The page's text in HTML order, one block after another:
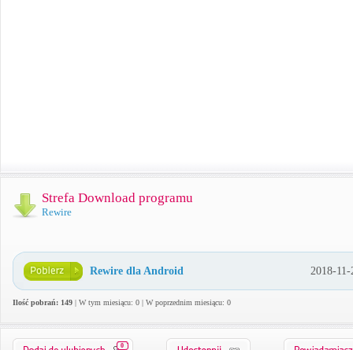
Strefa Download programu
Rewire
Rewire dla Android 2018-11-
Ilość pobrań: 149 | W tym miesiącu: 0 | W poprzednim miesiącu: 0
0